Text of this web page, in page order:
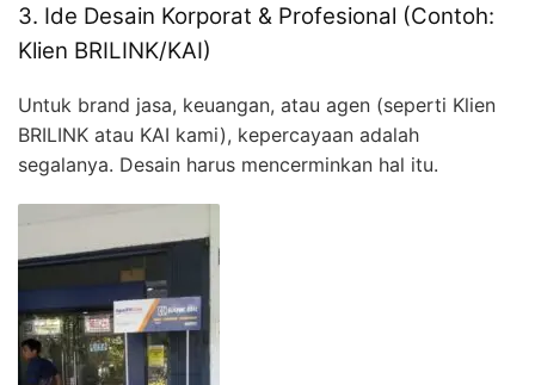
3. Ide Desain Korporat & Profesional (Contoh:
Klien BRILINK/KAI)
Untuk brand jasa, keuangan, atau agen (seperti Klien
BRILINK atau KAI kami), kepercayaan adalah
segalanya. Desain harus mencerminkan hal itu.